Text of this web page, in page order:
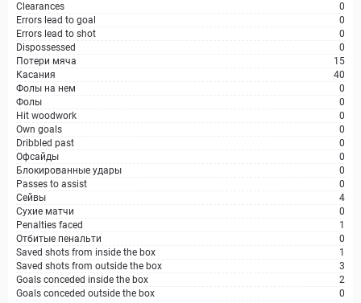
Clearances
0
Errors lead to goal
0
Errors lead to shot
0
Dispossessed
0
Потери мяча
15
Касания
40
Фолы на нем
0
Фолы
0
Hit woodwork
0
Own goals
0
Dribbled past
0
Офсайды
0
Блокированные удары
0
Passes to assist
0
Сейвы
4
Сухие матчи
0
Penalties faced
1
Отбитые пенальти
0
Saved shots from inside the box
1
Saved shots from outside the box
3
Goals conceded inside the box
2
Goals conceded outside the box
0